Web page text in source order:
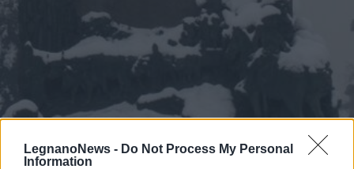
LegnanoNews - Do Not Process My Personal
Information